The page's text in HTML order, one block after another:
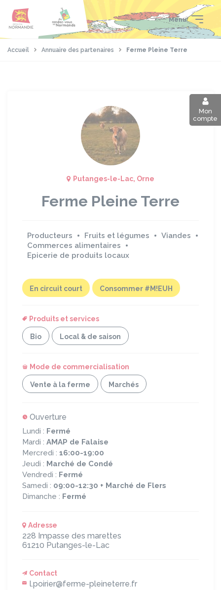
contenu
pied
Menu
Mon
compte
Accueil Annuaire des partenaires Ferme Pleine Terre
Putanges-le-Lac, Orne
Ferme Pleine Terre
Producteurs Fruits et légumes
Viandes
Commerces alimentaires
Epicerie de produits locaux
En circuit court Consommer #M!EUH
Produits et services
Bio Local & de saison
Mode de commercialisation
Vente à la ferme Marchés
Ouverture
Lundi : Fermé
Mardi : AMAP de Falaise
Mercredi : 16:00-19:00
Jeudi : Marché de Condé
Vendredi : Fermé
Samedi : 09:00-12:30 + Marché de Flers
Dimanche : Fermé
Adresse
228 Impasse des marettes
61210 Putanges-le-Lac
Contact
l.poirier@ferme-pleineterre.fr
Panneau de gestion des cookies